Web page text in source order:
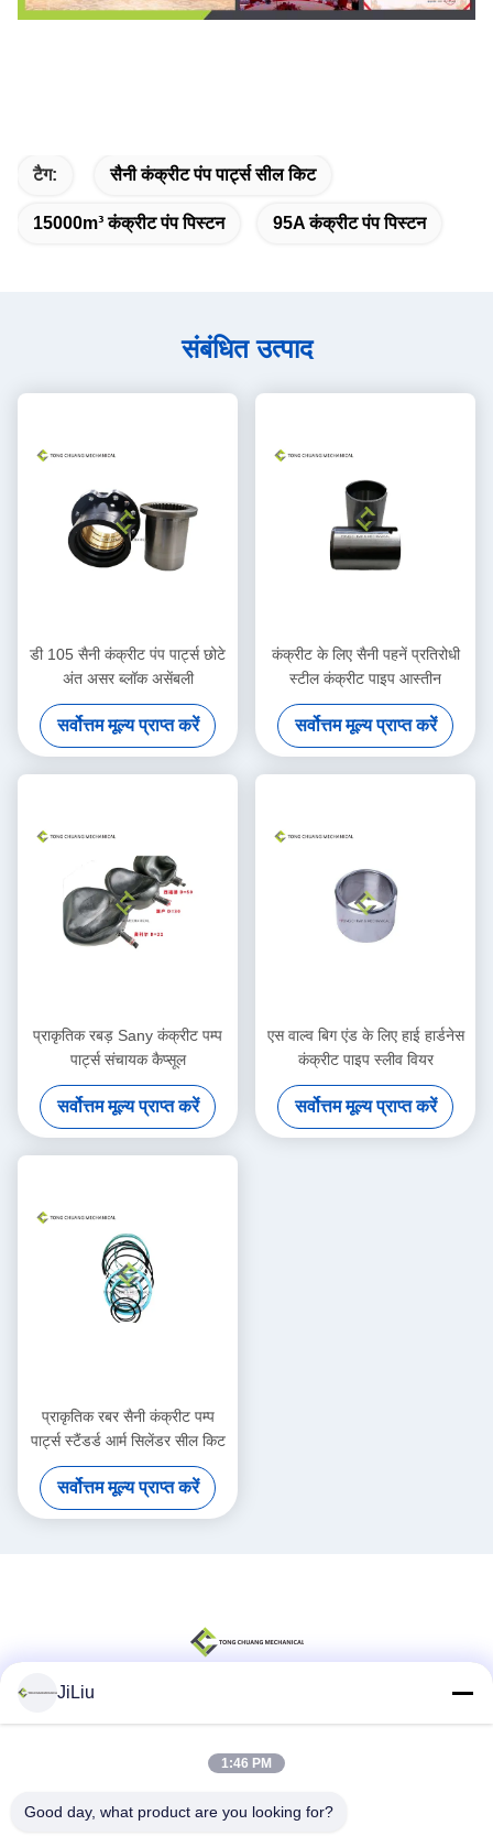
टैग: सैनी कंक्रीट पंप पार्ट्स सील किट
15000m³ कंक्रीट पंप पिस्टन 95A कंक्रीट पंप पिस्टन
संबंधित उत्पाद
डी 105 सैनी कंक्रीट पंप पार्ट्स छोटे
अंत असर ब्लॉक असेंबली
सर्वोत्तम मूल्य प्राप्त करें
कंक्रीट के लिए सैनी पहनें प्रतिरोधी
स्टील कंक्रीट पाइप आस्तीन
सर्वोत्तम मूल्य प्राप्त करें
प्राकृतिक रबड़ Sany कंक्रीट पम्प
पार्ट्स संचायक कैप्सूल
सर्वोत्तम मूल्य प्राप्त करें
एस वाल्व बिग एंड के लिए हाई हार्डनेस
कंक्रीट पाइप स्लीव वियर
सर्वोत्तम मूल्य प्राप्त करें
प्राकृतिक रबर सैनी कंक्रीट पम्प
पार्ट्स स्टैंडर्ड आर्म सिलेंडर सील किट
सर्वोत्तम मूल्य प्राप्त करें
JiLiu
1:46 PM
Good day, what product are you looking for?